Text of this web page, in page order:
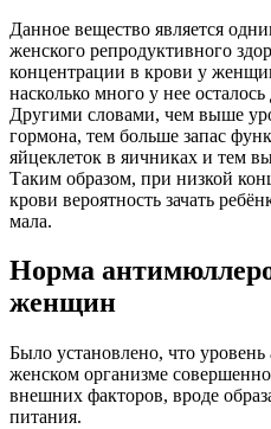
Данное вещество является
женского репродуктивного
концентрации в крови у
насколько много у нее
Другими словами, чем выше
гормона, тем больше запас
яйцеклеток в яичниках и тем
Таким образом, при низкой
крови вероятность зачать
мала.
Норма
женщин
Было установлено, что
женском организме
внешних факторов, вроде
питания.